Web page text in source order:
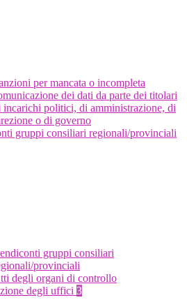
per mancata o incompleta
dei dati da parte dei titolari
incarichi politici, di amministrazione, di
o di governo
gruppi consiliari regionali/provinciali
gruppi consiliari
provinciali
degli organi di controllo
degli uffici 3